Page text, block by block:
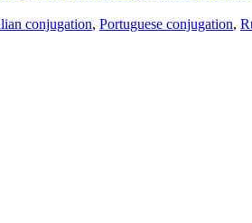
conjugation, Portuguese conjugation,